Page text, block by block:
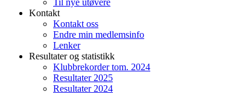
Til nye utøvere
Kontakt
Kontakt oss
Endre min medlemsinfo
Lenker
Resultater og statistikk
Klubbrekorder tom. 2024
Resultater 2025
Resultater 2024